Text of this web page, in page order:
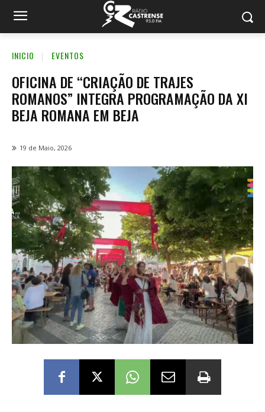
INICIO EVENTOS
OFICINA DE “CRIAÇÃO DE TRAJES
ROMANOS” INTEGRA PROGRAMAÇÃO DA XI
BEJA ROMANA EM BEJA
19 de Maio, 2026